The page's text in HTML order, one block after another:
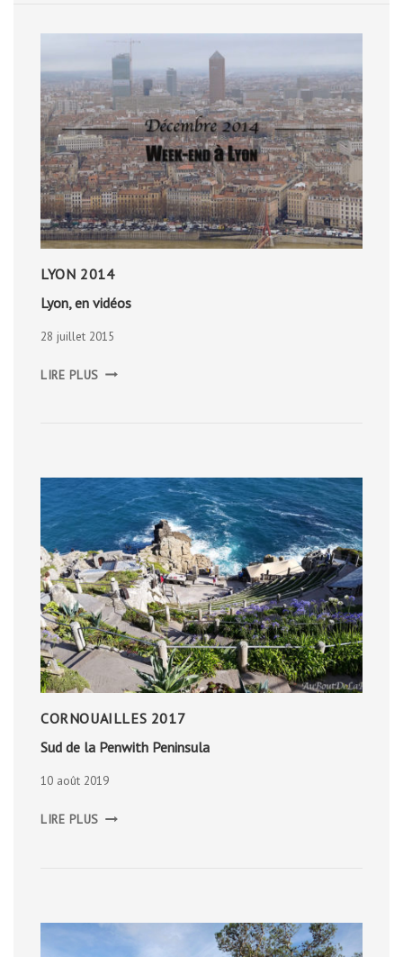
LYON 2014
Lyon, en vidéos
28 juillet 2015
LIRE PLUS
CORNOUAILLES 2017
Sud de la Penwith Peninsula
10 août 2019
LIRE PLUS